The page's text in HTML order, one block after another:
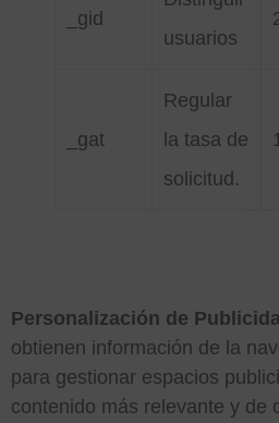
_gid
usuarios
_gat
Regular
la tasa de
solicitud.
Personalización de
obtienen información de la
para gestionar espacios
contenido más relevante y de